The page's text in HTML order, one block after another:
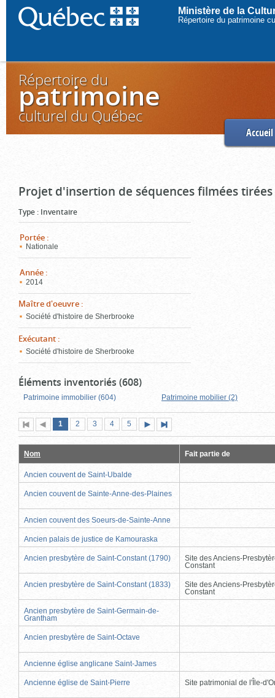
Ministère de la
Répertoire du patrimoine
Répertoire du
patrimoine
culturel du Québec
Accueil
Projet d'insertion de séquences filmées
Type : Inventaire
Portée :
Nationale
Année :
2014
Maître d'oeuvre :
Société d'histoire de Sherbrooke
Exécutant :
Société d'histoire de Sherbrooke
Éléments inventoriés (608)
Patrimoine immobilier (604) Patrimoine mobilier (2)
Première
page
Page
précédente
Page
1 (page
actuelle)
Page
2 Page
3 Page
4 Page
5
suivante
page
Nom Fait partie de
Ancien couvent de Saint-Ubalde
Ancien couvent de Sainte-Anne-des-Plaines
Ancien couvent des Soeurs-de-Sainte-Anne
Ancien palais de justice de Kamouraska
Ancien presbytère de Saint-Constant (1790)
Site des Anciens-
Constant
Ancien presbytère de Saint-Constant (1833)
Site des Anciens-
Constant
Ancien presbytère de Saint-Germain-de-
Grantham
Ancien presbytère de Saint-Octave
Ancienne église anglicane Saint-James
Ancienne église de Saint-Pierre Site patrimonial de l'Île-